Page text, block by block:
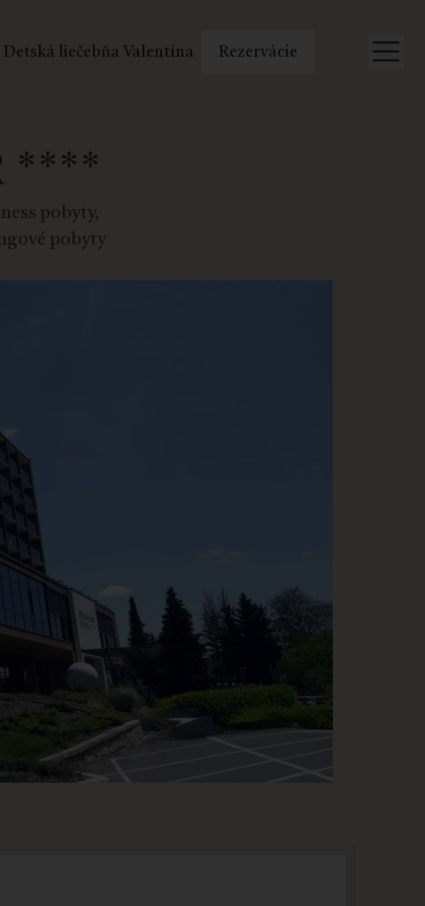
Detská liečebňa Valentína Rezervácie
****
pobyty,
pobyty